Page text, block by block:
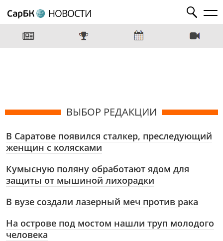
НОВОСТИ
ВЫБОР РЕДАКЦИИ
В Саратове появился сталкер, преследующий
женщин с колясками
Кумысную поляну обработают ядом для
защиты от мышиной лихорадки
В вузе создали лазерный меч против рака
На острове под мостом нашли труп молодого
человека